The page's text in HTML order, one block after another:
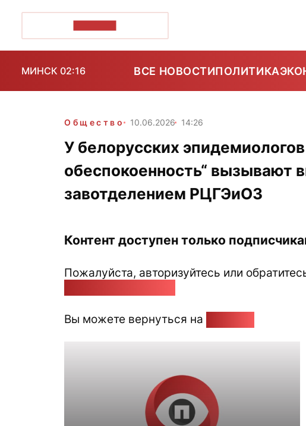
МИНСК 02:16 ВСЕ НОВОСТИПОЛИТИКА
Общество 10.06.2026 14:26
У белорусских
обеспокоенность“ вызывают
завотделением РЦГЭиОЗ
Контент доступен только
Пожалуйста, авторизуйтесь или
Вы можете вернуться на